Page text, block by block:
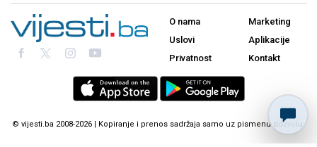
O nama
Uslovi
Privatnost
Marketing
Aplikacije
Kontakt
© vijesti.ba 2008-2026 | Kopiranje i prenos sadržaja samo uz pismenu dozvolu.